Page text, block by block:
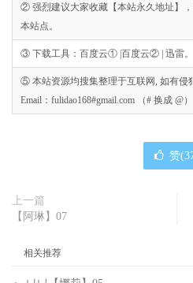
② 强烈建议大家收藏【本站永久地址】
本站点。
③ 下载工具：百度云① |百度云② | 迅雷。
⑤ 本站资源均搜集整理于互联网, 如有侵
Email：fulidao168#gmail.com （# 换成 @）
赞(
上一篇
【阿琳】07
相关推荐